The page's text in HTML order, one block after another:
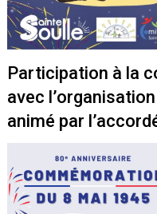
Participation à la
avec
animé par